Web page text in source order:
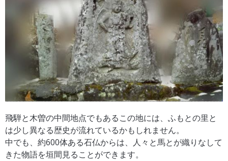
飛騨と木曽の中間地点でもあるこの地には、ふもとの里と
は少し異なる歴史が流れているかもしれません。
中でも、約600体ある石仏からは、人々と馬とが織りなして
きた物語を垣間見ることができます。